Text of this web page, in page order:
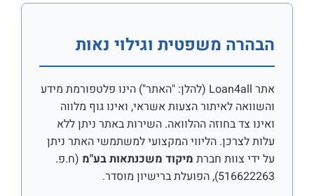
הבהרה משפטית וגילוי נאות
אתר Loan4all (להלן: "האתר") הינו פלטפורמת מידע
והשוואה לאיתור הצעות אשראי, ואינו גוף מלווה
ואינו צד בחוזה ההלוואה. השירות באתר ניתן ללא
עלות לצרכן. הליווי המקצועי למשתמשי האתר ניתן
על ידי צוות חברת מיקוד משכנתאות בע"מ (ח.פ.
516622263), הפועלת ברישיון מוסדר.